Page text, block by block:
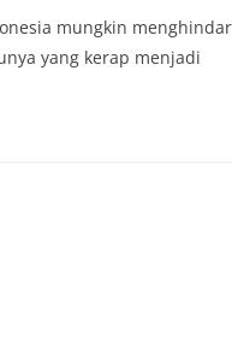
mungkin
yang kerap menjadi